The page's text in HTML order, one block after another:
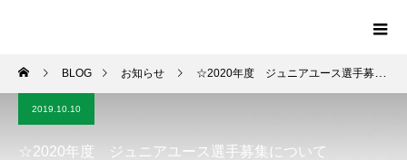
BLOG お知らせ ☆2020年度 ジュニアユース選手募集について
2019.10.10
☆2020年度 ジュニアユース選手募集について